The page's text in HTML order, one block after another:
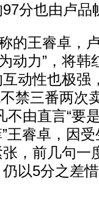
分也由卢品
王睿卓，
动力”，将
动性也极强
禁三番两次
不由直言“要
王睿卓，因
，前几句一
以5分之差